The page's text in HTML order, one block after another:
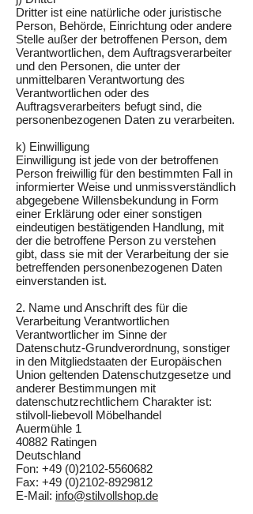
Dritter ist eine natürliche oder juristische
Person, Behörde, Einrichtung oder andere
Stelle außer der betroffenen Person, dem
Verantwortlichen, dem Auftragsverarbeiter
und den Personen, die unter der
unmittelbaren Verantwortung des
Verantwortlichen oder des
Auftragsverarbeiters befugt sind, die
personenbezogenen Daten zu verarbeiten.
k) Einwilligung
Einwilligung ist jede von der betroffenen
Person freiwillig für den bestimmten Fall in
informierter Weise und unmissverständlich
abgegebene Willensbekundung in Form
einer Erklärung oder einer sonstigen
eindeutigen bestätigenden Handlung, mit
der die betroffene Person zu verstehen
gibt, dass sie mit der Verarbeitung der sie
betreffenden personenbezogenen Daten
einverstanden ist.
2. Name und Anschrift des für die
Verarbeitung Verantwortlichen
Verantwortlicher im Sinne der
Datenschutz-Grundverordnung, sonstiger
in den Mitgliedstaaten der Europäischen
Union geltenden Datenschutzgesetze und
anderer Bestimmungen mit
datenschutzrechtlichem Charakter ist:
stilvoll-liebevoll Möbelhandel
Auermühle 1
40882 Ratingen
Deutschland
Fon: +49 (0)2102-5560682
Fax: +49 (0)2102-8929812
E-Mail: info@stilvollshop.de